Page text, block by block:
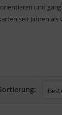
und
seit Jahren als